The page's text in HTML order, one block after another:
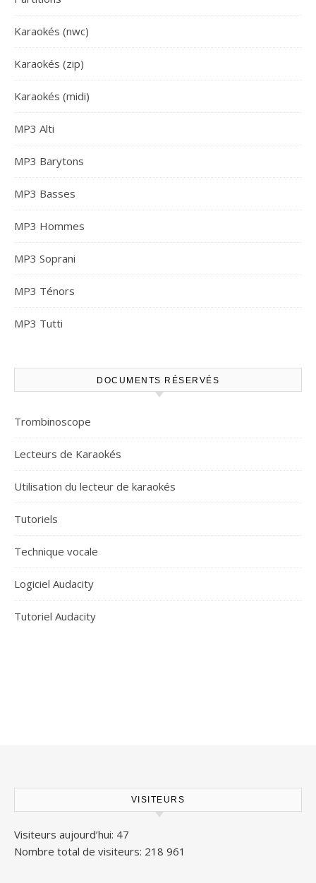
Karaokés (nwc)
Karaokés (zip)
Karaokés (midi)
MP3 Alti
MP3 Barytons
MP3 Basses
MP3 Hommes
MP3 Soprani
MP3 Ténors
MP3 Tutti
DOCUMENTS RÉSERVÉS
Trombinoscope
Lecteurs de Karaokés
Utilisation du lecteur de karaokés
Tutoriels
Technique vocale
Logiciel Audacity
Tutoriel Audacity
VISITEURS
Visiteurs aujourd’hui: 47
Nombre total de visiteurs: 218 961